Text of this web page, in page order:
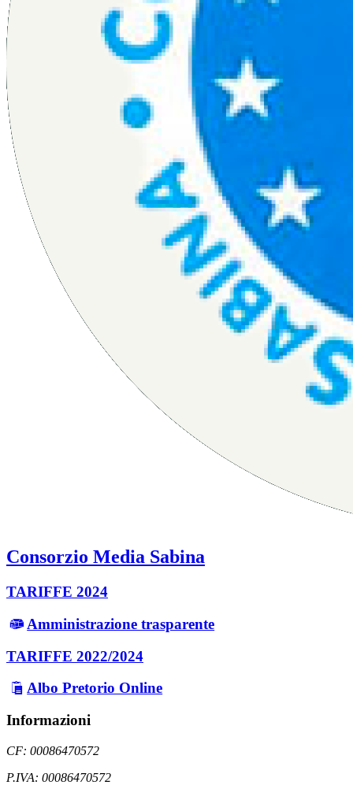
Consorzio Media Sabina
TARIFFE 2024
Amministrazione trasparente
TARIFFE 2022/2024
Albo Pretorio Online
Informazioni
CF: 00086470572
P.IVA: 00086470572